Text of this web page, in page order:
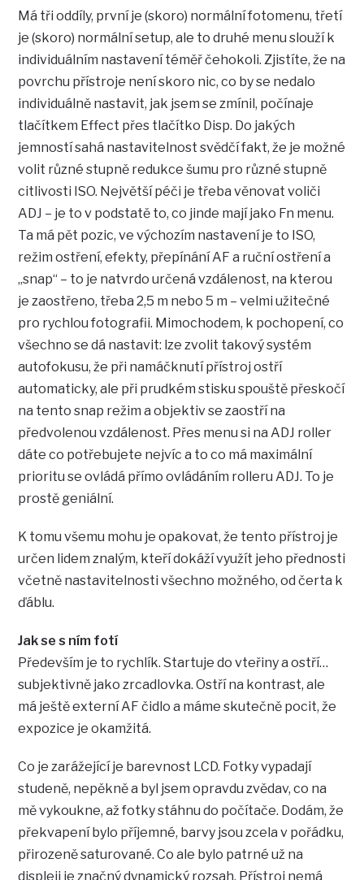
Má tři oddíly, první je (skoro) normální fotomenu, třetí
je (skoro) normální setup, ale to druhé menu slouží k
individuálním nastavení téměř čehokoli. Zjistíte, že na
povrchu přístroje není skoro nic, co by se nedalo
individuálně nastavit, jak jsem se zmínil, počínaje
tlačítkem Effect přes tlačítko Disp. Do jakých
jemností sahá nastavitelnost svědčí fakt, že je možné
volit různé stupně redukce šumu pro různé stupně
citlivosti ISO. Největší péči je třeba věnovat voliči
ADJ – je to v podstatě to, co jinde mají jako Fn menu.
Ta má pět pozic, ve výchozím nastavení je to ISO,
režim ostření, efekty, přepínání AF a ruční ostření a
„snap“ – to je natvrdo určená vzdálenost, na kterou
je zaostřeno, třeba 2,5 m nebo 5 m – velmi užitečné
pro rychlou fotografii. Mimochodem, k pochopení, co
všechno se dá nastavit: lze zvolit takový systém
autofokusu, že při namáčknutí přístroj ostří
automaticky, ale při prudkém stisku spouště přeskočí
na tento snap režim a objektiv se zaostří na
předvolenou vzdálenost. Přes menu si na ADJ roller
dáte co potřebujete nejvíc a to co má maximální
prioritu se ovládá přímo ovládáním rolleru ADJ. To je
prostě geniální.
K tomu všemu mohu je opakovat, že tento přístroj je
určen lidem znalým, kteří dokáží využít jeho přednosti
včetně nastavitelnosti všechno možného, od čerta k
ďáblu.
Jak se s ním fotí
Především je to rychlík. Startuje do vteřiny a ostří…
subjektivně jako zrcadlovka. Ostří na kontrast, ale
má ještě externí AF čidlo a máme skutečně pocit, že
expozice je okamžitá.
Co je zarážející je barevnost LCD. Fotky vypadají
studeně, nepěkně a byl jsem opravdu zvědav, co na
mě vykoukne, až fotky stáhnu do počítače. Dodám, že
překvapení bylo příjemné, barvy jsou zcela v pořádku,
přirozeně saturované. Co ale bylo patrné už na
displeji je značný dynamický rozsah. Přístroj nemá